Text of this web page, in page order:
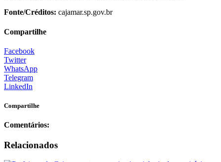
Fonte/Créditos: cajamar.sp.gov.br
Compartilhe
Facebook
Twitter
WhatsApp
Telegram
LinkedIn
Compartilhe
Comentários:
Relacionados